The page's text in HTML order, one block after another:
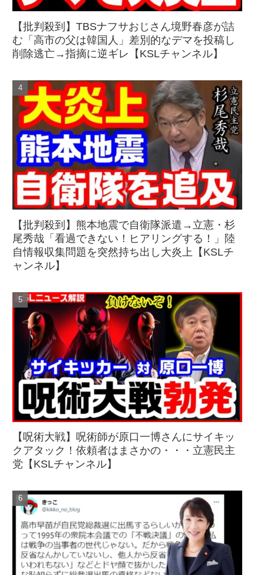
【批判殺到】TBSナフサおじさん境野春彦が詰
む「高市の父は韓国人」差別的なデマを投稿し
削除逃亡→指摘に逆ギレ【KSLチャンネル】
【批判殺到】熊本地震で自衛隊派遣→立憲・杉
尾秀哉「看過できない！ヒアリングする！」陸
自情報収集問題を突然持ち出し大炎上【KSLチ
ャンネル】
【呪術大戦】呪術師が原口一博さんにサイキッ
クアタック！依頼者はまさかの・・・立憲民主
党【KSLチャンネル】